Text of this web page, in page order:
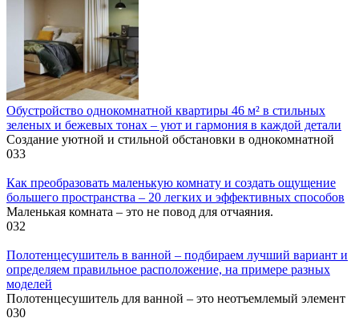
Обустройство однокомнатной квартиры 46 м² в стильных
зеленых и бежевых тонах – уют и гармония в каждой детали
Создание уютной и стильной обстановки в однокомнатной
033
Как преобразовать маленькую комнату и создать ощущение
большего пространства – 20 легких и эффективных способов
Маленькая комната – это не повод для отчаяния.
032
Полотенцесушитель в ванной – подбираем лучший вариант и
определяем правильное расположение, на примере разных
моделей
Полотенцесушитель для ванной – это неотъемлемый элемент
030